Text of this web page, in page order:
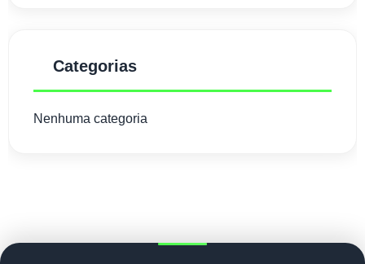
Categorias
Nenhuma categoria